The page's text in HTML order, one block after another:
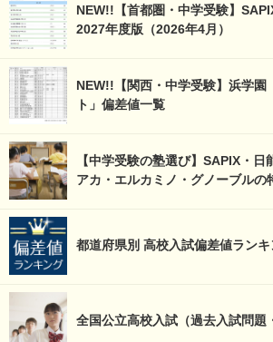
NEW!!【首都圏・中学受験】
2027年度版（2026年4月）
NEW!!【関西・中学受験】浜学園
ト」偏差値一覧
【中学受験の塾選び】SAPIX・
アカ・エルカミノ・グノーブルの
都道府県別 高校入試偏差値ランキ
全国公立高校入試（過去入試問題